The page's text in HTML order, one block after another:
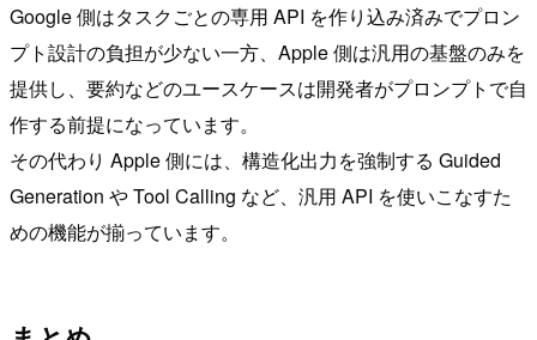
Google 側はタスクごとの専用 API を作り込み済みでプロン
プト設計の負担が少ない一方、Apple 側は汎用の基盤のみを
提供し、要約などのユースケースは開発者がプロンプトで自
作する前提になっています。
その代わり Apple 側には、構造化出力を強制する Guided
Generation や Tool Calling など、汎用 API を使いこなすた
めの機能が揃っています。